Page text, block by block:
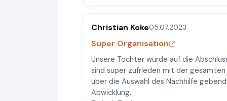
Christian Koke05.07.2023
Super Organisation
Unsere Tochter wurde auf die
sind super zufrieden mit der
über die Auswahl des Nachhilfe
Abwicklung.